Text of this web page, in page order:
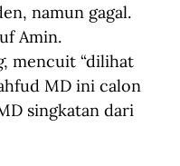
namun gagal.
Amin.
, mencuit “dilihat
MD ini calon
singkatan dari